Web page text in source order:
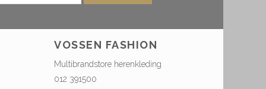
VOSSEN FASHION
Multibrandstore herenkleding
012 391500